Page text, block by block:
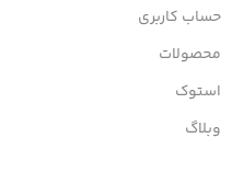
حساب کاربری
محصولات
استوک
وبلاگ